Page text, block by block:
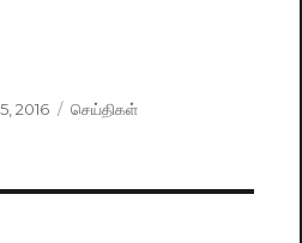
2016 Categories
செய்திகள்